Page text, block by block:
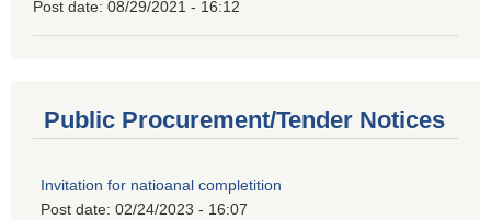
Post date: 08/29/2021 - 16:12
Public Procurement/Tender Notices
Invitation for natioanal completition
Post date: 02/24/2023 - 16:07